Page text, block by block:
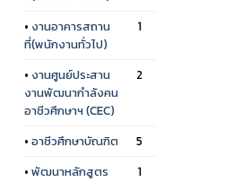
• งานอาคารสถาน
ที่(พนักงานทั่วไป)
1
• งานศูนย์ประสาน
งานพัฒนากำลังคน
อาชีวศึกษาฯ (CEC)
2
• อาชีวศึกษาบัณฑิต
5
• พัฒนาหลักสูตร
1